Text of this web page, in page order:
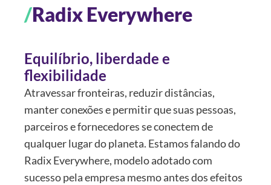
/Radix Everywhere
Equilíbrio, liberdade e
flexibilidade
Atravessar fronteiras, reduzir distâncias,
manter conexões e permitir que suas pessoas,
parceiros e fornecedores se conectem de
qualquer lugar do planeta. Estamos falando do
Radix Everywhere, modelo adotado com
sucesso pela empresa mesmo antes dos efeitos